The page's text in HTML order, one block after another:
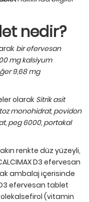
nedir?
bir efervesan
mg kalsiyum
9,68 mg
olarak Sitrik asit
monohidrat, povidon
peg 6000, portakal
renkte düz yüzeyli,
D3 efervesan
ambalaj içerisinde
efervesan tablet
(vitamin